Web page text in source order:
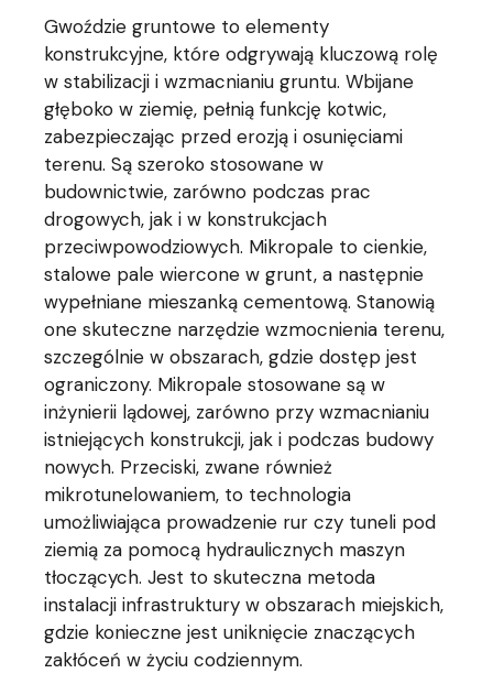
Gwoździe gruntowe to elementy
konstrukcyjne, które odgrywają kluczową rolę
w stabilizacji i wzmacnianiu gruntu. Wbijane
głęboko w ziemię, pełnią funkcję kotwic,
zabezpieczając przed erozją i osunięciami
terenu. Są szeroko stosowane w
budownictwie, zarówno podczas prac
drogowych, jak i w konstrukcjach
przeciwpowodziowych. Mikropale to cienkie,
stalowe pale wiercone w grunt, a następnie
wypełniane mieszanką cementową. Stanowią
one skuteczne narzędzie wzmocnienia terenu,
szczególnie w obszarach, gdzie dostęp jest
ograniczony. Mikropale stosowane są w
inżynierii lądowej, zarówno przy wzmacnianiu
istniejących konstrukcji, jak i podczas budowy
nowych. Przeciski, zwane również
mikrotunelowaniem, to technologia
umożliwiająca prowadzenie rur czy tuneli pod
ziemią za pomocą hydraulicznych maszyn
tłoczących. Jest to skuteczna metoda
instalacji infrastruktury w obszarach miejskich,
gdzie konieczne jest uniknięcie znaczących
zakłóceń w życiu codziennym.